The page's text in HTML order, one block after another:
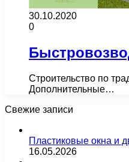
30.10.2020
0
Строительство по
Дополнительные…
Свежие записи
Пластиковые окна и
16.05.2026